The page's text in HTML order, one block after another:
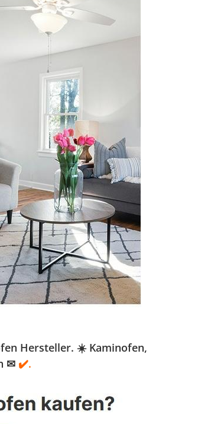
Hersteller. ☀️ Kaminofen,
✉ ✔️.